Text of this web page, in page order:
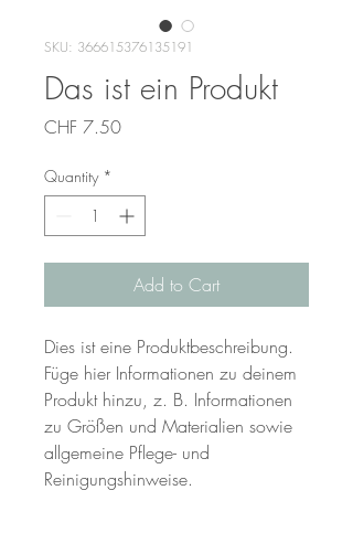
SKU: 366615376135191
Das ist ein Produkt
CHF 7.50Price
Quantity *
Add to Cart
Dies ist eine Produktbeschreibung.
Füge hier Informationen zu deinem
Produkt hinzu, z. B. Informationen
zu Größen und Materialien sowie
allgemeine Pflege- und
Reinigungshinweise.